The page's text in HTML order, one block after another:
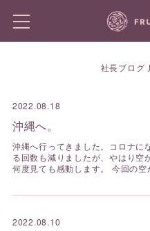
社長ブログ
2022.08.18
沖縄へ。
沖縄へ行ってきました。コロナに
る回数も減りましたが、やはり空
何度見ても感動します。 今回の空
2022.08.10